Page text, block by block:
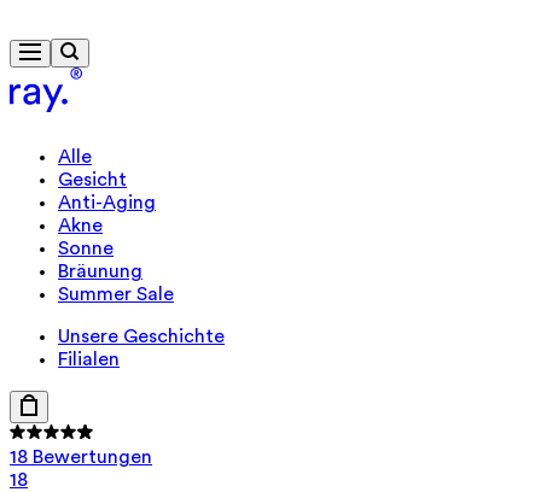
Alle
Gesicht
Anti-Aging
Akne
Sonne
Bräunung
Summer Sale
Unsere Geschichte
Filialen
18 Bewertungen
18